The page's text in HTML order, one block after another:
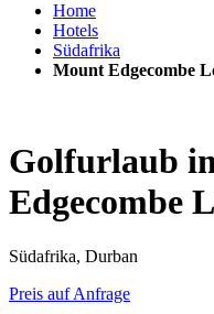
Home
Hotels
Südafrika
Mount Edgecombe
Golfurlaub
Edgecombe
Südafrika, Durban
Preis auf Anfrage